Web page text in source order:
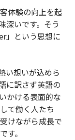
体験の向上を起
深いです。そう
」という思想に
い想いが込めら
に訳さず英語の
かける表面的な
て働く人たち
けながら成長で
。